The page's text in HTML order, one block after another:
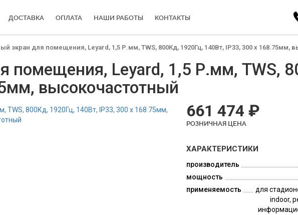
ДОСТАВКА ОПЛАТА НАШИ РАБОТЫ КОНТАКТЫ
экран для помещения, Leyard, 1,5 Р.мм, TWS, 800Кд, 1920Гц, 140Вт, IP33, 300 x 168.75мм,
помещения, Leyard, 1,5 Р.мм, TWS,
высокочастотный
661 474 ₽
РОЗНИЧНАЯ ЦЕНА
ХАРАКТЕРИСТИКИ
производитель
мощность
применяемость
для
indoor,